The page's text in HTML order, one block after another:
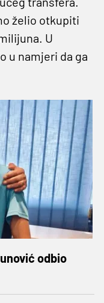
želio otkupiti
U
u namjeri da ga
odbio